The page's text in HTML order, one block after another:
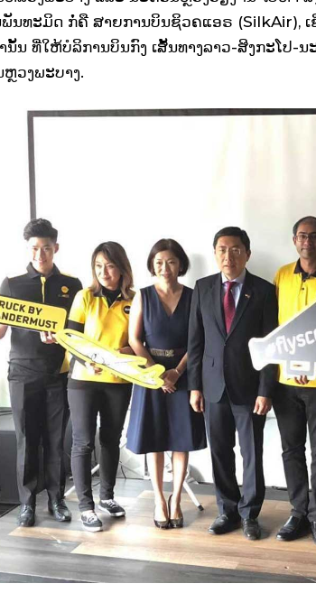
ນທະມິດ ກໍ່ຄື ສາຍການບິນຊິວຄແອຣ (SilkAir),
ນັ້ນ ທີ່ໃຫ້ບໍລິການບິນກົງ ເສັ້ນທາງລາວ-ສິງກະໂປ-
ວງພະບາງ.